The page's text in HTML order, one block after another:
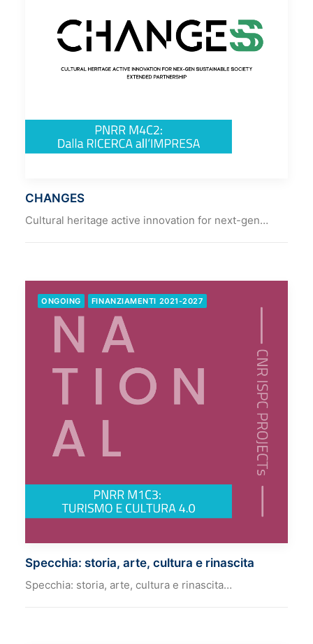
CHANGES
Cultural heritage active innovation for next-gen…
ONGOING FINANZIAMENTI 2021-2027
Specchia: storia, arte, cultura e rinascita
Specchia: storia, arte, cultura e rinascita…